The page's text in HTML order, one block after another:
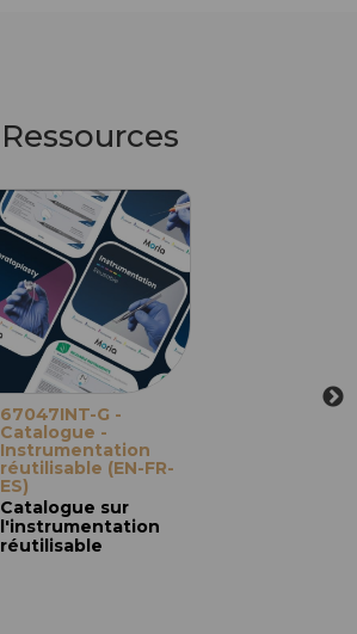
Ressources
67047INT-G -
Catalogue -
Instrumentation
réutilisable (EN-FR-
ES)
Catalogue sur
l'instrumentation
réutilisable